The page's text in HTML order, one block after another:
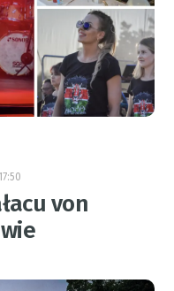
17:50
von